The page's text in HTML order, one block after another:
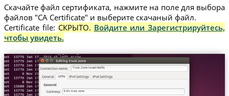
Скачайте файл сертификата, нажмите на поле для выбора
файлов "CA Certificate" и выберите скачаный файл.
Certificate file: СКРЫТО. Войдите или Зарегистрируйтесь,
чтобы увидеть.
Trust.Zone-Israel-Netflix
il-nfx.trust.zone